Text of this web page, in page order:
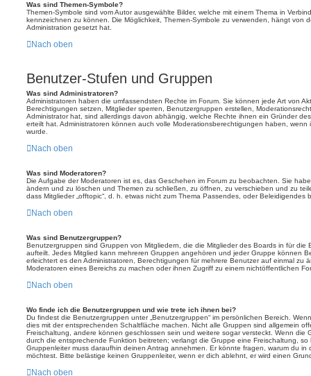
Was sind Themen-Symbole?
Themen-Symbole sind vom Autor ausgewählte Bilder, welche mit einem Thema in
kennzeichnen zu können. Die Möglichkeit, Themen-Symbole zu verwenden, hängt von
Administration gesetzt hat.
Nach oben
Benutzer-Stufen und Gruppen
Was sind Administratoren?
Administratoren haben die umfassendsten Rechte im Forum. Sie können jede Art von
Berechtigungen setzen, Mitglieder sperren, Benutzergruppen erstellen,
Administrator hat, sind allerdings davon abhängig, welche Rechte ihnen ein Gründer
erteilt hat. Administratoren können auch volle Moderationsberechtigungen haben,
wurde.
Nach oben
Was sind Moderatoren?
Die Aufgabe der Moderatoren ist es, das Geschehen im Forum zu beobachten. Sie
ändern und zu löschen und Themen zu schließen, zu öffnen, zu verschieben und zu
dass Mitglieder „offtopic“, d. h. etwas nicht zum Thema Passendes, oder Beleidigendes
Nach oben
Was sind Benutzergruppen?
Benutzergruppen sind Gruppen von Mitgliedern, die die Mitglieder des Boards in für die
aufteilt. Jedes Mitglied kann mehreren Gruppen angehören und jeder Gruppe können
erleichtert es den Administratoren, Berechtigungen für mehrere Benutzer auf einmal zu
Moderatoren eines Bereichs zu machen oder ihnen Zugriff zu einem nichtöffentlichen
Nach oben
Wo finde ich die Benutzergruppen und wie trete ich ihnen bei?
Du findest die Benutzergruppen unter „Benutzergruppen“ im persönlichen Bereich.
dies mit der entsprechenden Schaltfläche machen. Nicht alle Gruppen sind allgemein
Freischaltung, andere können geschlossen sein und weitere sogar versteckt. Wenn die
durch die entsprechende Funktion beitreten; verlangt die Gruppe eine Freischaltung,
Gruppenleiter muss daraufhin deinen Antrag annehmen. Er könnte fragen, warum du in
möchtest. Bitte belästige keinen Gruppenleiter, wenn er dich ablehnt, er wird einen
Nach oben